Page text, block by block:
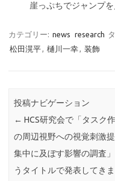
崖っぷちでジャンプ
カテゴリー: news research
松田滉平, 樋川一幸, 装飾
投稿ナビゲーション
← HCS研究会で「タスク
の周辺視野への視覚刺激
集中に及ぼす影響の調査
うタイトルで発表してき